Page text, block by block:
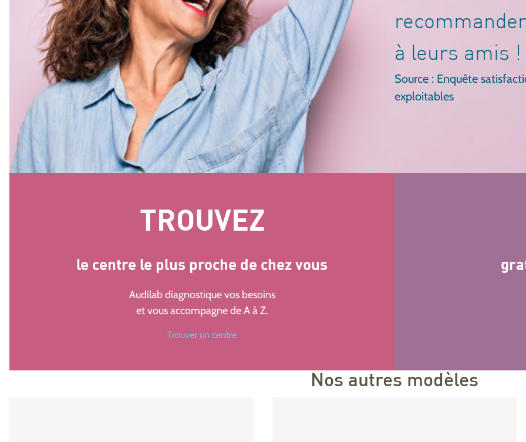
à leurs amis !
Source : Enquête
exploitables
TROUVEZ
le centre le plus proche de chez vous
Audilab diagnostique vos besoins
et vous accompagne de A à Z.
Trouver un centre
Nos autres modèles